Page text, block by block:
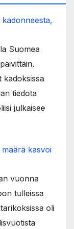
kadonneesta,
Suomea
kadoksissa
tiedota
julkaisee
kasvoi
vuonna
tulleissa
oli